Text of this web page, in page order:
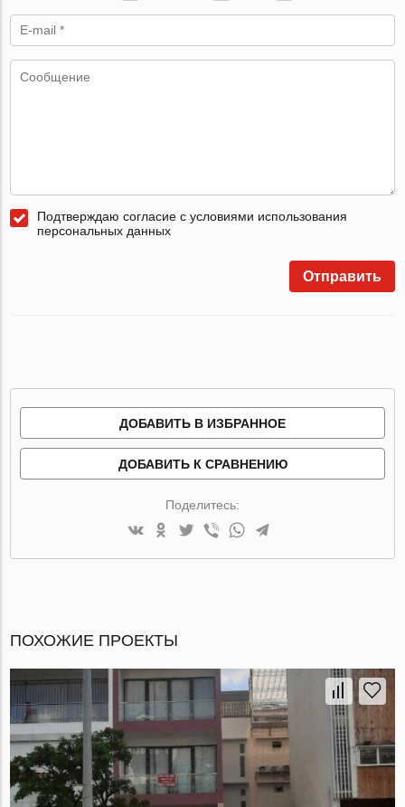
Подтверждаю согласие с условиями использования
персональных данных
Отправить
ДОБАВИТЬ В ИЗБРАННОЕ
ДОБАВИТЬ К СРАВНЕНИЮ
Поделитесь:
ПОХОЖИЕ ПРОЕКТЫ